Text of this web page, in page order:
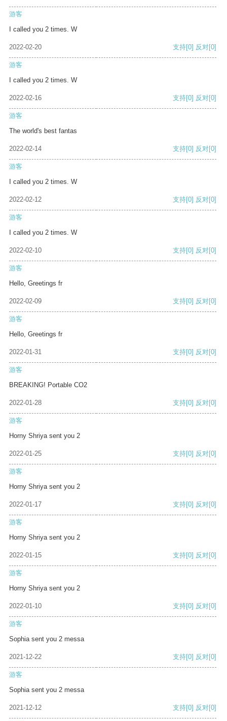
游客
I called you 2 times. W
2022-02-20 支持[0] 反对[0]
游客
I called you 2 times. W
2022-02-16 支持[0] 反对[0]
游客
The world's best fantas
2022-02-14 支持[0] 反对[0]
游客
I called you 2 times. W
2022-02-12 支持[0] 反对[0]
游客
I called you 2 times. W
2022-02-10 支持[0] 反对[0]
游客
Hello, Greetings fr
2022-02-09 支持[0] 反对[0]
游客
Hello, Greetings fr
2022-01-31 支持[0] 反对[0]
游客
BREAKING! Portable CO2
2022-01-28 支持[0] 反对[0]
游客
Horny Shriya sent you 2
2022-01-25 支持[0] 反对[0]
游客
Horny Shriya sent you 2
2022-01-17 支持[0] 反对[0]
游客
Horny Shriya sent you 2
2022-01-15 支持[0] 反对[0]
游客
Horny Shriya sent you 2
2022-01-10 支持[0] 反对[0]
游客
Sophia sent you 2 messa
2021-12-22 支持[0] 反对[0]
游客
Sophia sent you 2 messa
2021-12-12 支持[0] 反对[0]